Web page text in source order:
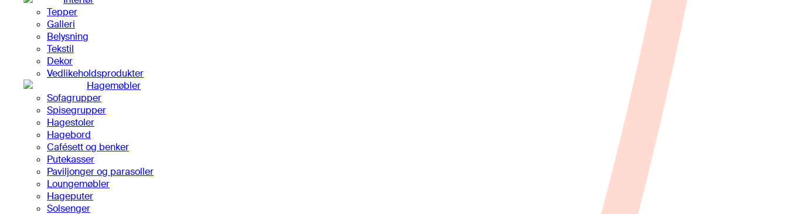
Tepper
Galleri
Belysning
Tekstil
Dekor
Vedlikeholdsprodukter
Hagemøbler
Sofagrupper
Spisegrupper
Hagestoler
Hagebord
Cafésett og benker
Putekasser
Paviljonger og parasoller
Loungemøbler
Hageputer
Solsenger